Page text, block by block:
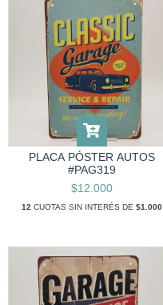
PLACA PÓSTER AUTOS
#PAG319
$12.000
12 CUOTAS SIN INTERÉS DE $1.000